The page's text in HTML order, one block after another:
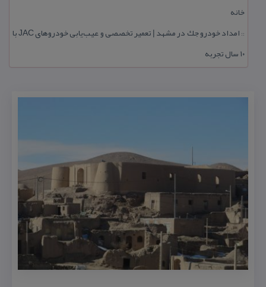
خانه
::
امداد خودرو جك در مشهد | تعمیر تخصصی و عیب‌یابی خودروهای JAC با
۱۰ سال تجربه